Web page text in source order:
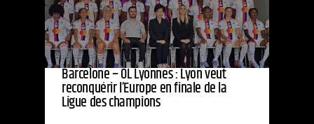
Barcelone – OL Lyonnes : Lyon veut
reconquérir l’Europe en finale de la
Ligue des champions